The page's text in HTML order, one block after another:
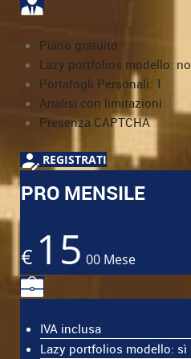
Piano gratuito
Lazy portfolios modello: no
Portafogli Personali: 1
Analisi con limitazioni
Presenza CAPTCHA
REGISTRATI
PRO MENSILE
€ 15 00 Mese
IVA inclusa
Lazy portfolios modello: sì